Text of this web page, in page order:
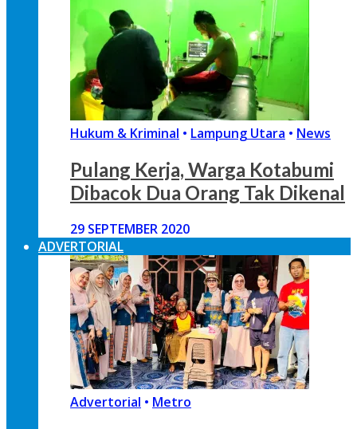
Hukum & Kriminal • Lampung Utara • News
Pulang Kerja, Warga Kotabumi
Dibacok Dua Orang Tak Dikenal
29 SEPTEMBER 2020
ADVERTORIAL
Advertorial • Metro